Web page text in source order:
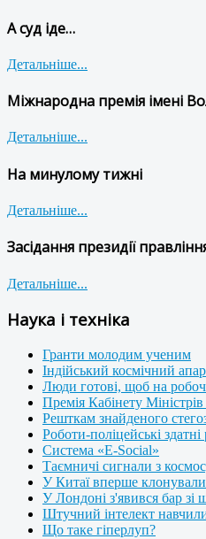
А суд іде…
Детальніше...
Міжнародна премія імені
Детальніше...
На минулому тижні
Детальніше...
Засідання президії
Детальніше...
Наука і техніка
Гранти молодим ученим
Індійський космічний
Люди готові, щоб на
Премія Кабінету
Решткам знайденого
Роботи-поліцейські
Система «E-Social»
Таємничі сигнали з
У Китаї вперше клонували
У Лондоні з'явився бар зі
Штучний інтелект
Що таке гіперлуп?